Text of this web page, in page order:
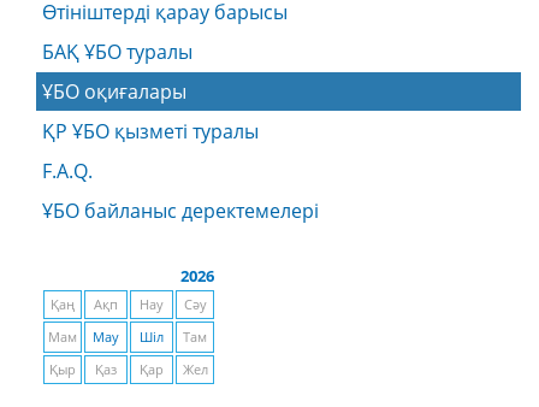
Өтініштерді қарау барысы
БАҚ ҰБО туралы
ҰБО оқиғалары
ҚР ҰБО қызметі туралы
F.A.Q.
ҰБО байланыс деректемелерi
2026
Қаң Ақп Нау
Сәу
Мам
Мау Шіл
Там
Қыр
Қаз Қар Жел